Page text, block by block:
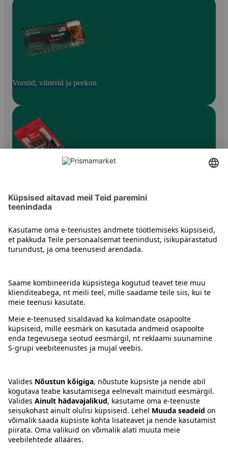
Vorstid, viinerid ja peekon
Grillvorstid
Juhised
Tingimused
Keel:ETENRU